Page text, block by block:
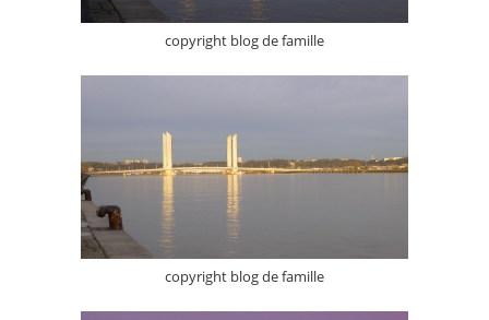
copyright blog de famille
copyright blog de famille